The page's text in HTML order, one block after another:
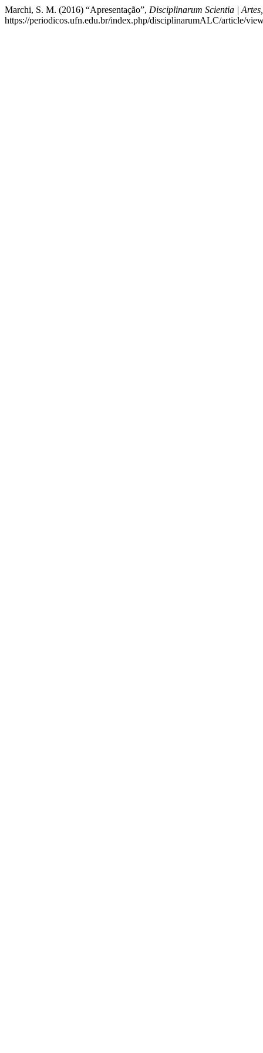
Marchi, S. M. (2016) “Apresentação”, Disciplinarum Scientia |
https://periodicos.ufn.edu.br/index.php/disciplinarumALC/article/